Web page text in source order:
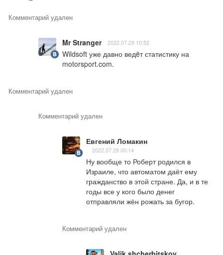
Комментарий удален
Mr Stranger 2022.07.29 10:52
Wildsoft уже давно ведëт статистику на
motorsport.com.
Комментарий удален
Комментарий удален
Евгений Ломакин
2022.07.29 00:14
Ну вообще то Роберт родился в
Израиле, что автоматом даёт ему
гражданство в этой стране. Да, и в те
годы все у кого было денег
отправляли жён рожать за бугор.
Комментарий удален